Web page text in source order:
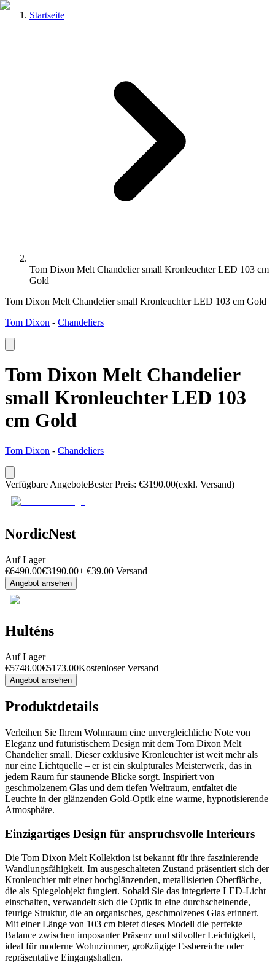
Startseite
Tom Dixon Melt Chandelier small Kronleuchter LED 103 cm
Gold
Tom Dixon Melt Chandelier small Kronleuchter LED 103 cm Gold
Tom Dixon - Chandeliers
Tom Dixon Melt Chandelier
small Kronleuchter LED 103
cm Gold
Tom Dixon - Chandeliers
Verfügbare AngeboteBester Preis: €3190.00(exkl. Versand)
NordicNest
Auf Lager
€6490.00€3190.00+ €39.00 Versand
Angebot ansehen
Hulténs
Auf Lager
€5748.00€5173.00Kostenloser Versand
Angebot ansehen
Produktdetails
Verleihen Sie Ihrem Wohnraum eine unvergleichliche Note von
Eleganz und futuristischem Design mit dem Tom Dixon Melt
Chandelier small. Dieser exklusive Kronleuchter ist weit mehr als
nur eine Lichtquelle – er ist ein skulpturales Meisterwerk, das in
jedem Raum für staunende Blicke sorgt. Inspiriert von
geschmolzenem Glas und dem tiefen Weltraum, entfaltet die
Leuchte in der glänzenden Gold-Optik eine warme, hypnotisierende
Atmosphäre.
Einzigartiges Design für anspruchsvolle Interieurs
Die Tom Dixon Melt Kollektion ist bekannt für ihre faszinierende
Wandlungsfähigkeit. Im ausgeschalteten Zustand präsentiert sich der
Kronleuchter mit einer hochglänzenden, metallisierten Oberfläche,
die als Spiegelobjekt fungiert. Sobald Sie das integrierte LED-Licht
einschalten, verwandelt sich die Optik in eine durchscheinende,
feurige Struktur, die an organisches, geschmolzenes Glas erinnert.
Mit einer Länge von 103 cm bietet dieses Modell die perfekte
Balance zwischen imposanter Präsenz und stilvoller Leichtigkeit,
ideal für moderne Wohnzimmer, großzügige Essbereiche oder
repräsentative Eingangshallen.